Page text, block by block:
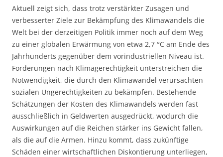
Aktuell zeigt sich, dass trotz verstärkter Zusagen und
verbesserter Ziele zur Bekämpfung des Klimawandels die
Welt bei der derzeitigen Politik immer noch auf dem Weg
zu einer globalen Erwärmung von etwa 2,7 °C am Ende des
Jahrhunderts gegenüber dem vorindustriellen Niveau ist.
Forderungen nach Klimagerechtigkeit unterstreichen die
Notwendigkeit, die durch den Klimawandel verursachten
sozialen Ungerechtigkeiten zu bekämpfen. Bestehende
Schätzungen der Kosten des Klimawandels werden fast
ausschließlich in Geldwerten ausgedrückt, wodurch die
Auswirkungen auf die Reichen stärker ins Gewicht fallen,
als die auf die Armen. Hinzu kommt, dass zukünftige
Schäden einer wirtschaftlichen Diskontierung unterliegen,